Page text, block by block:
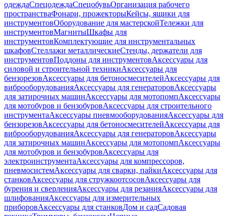
одеждаСпецодеждаСпецобувьОрганизация рабочего
пространстваФонари, прожекторыКейсы, ящики для
инструментовОборудование для мастерскойТележки для
инструментовМагнитыШкафы для
инструментовКомплектующие для инструментальных
шкафовСтеллажи металлическиеСтенды, держатели для
инструментовПоддоны для инструментовАксессуары для
силовой и строительной техникиАксессуары для
бензорезовАксессуары для бетоносмесителейАксессуары для
виброоборудованияАксессуары для генераторовАксессуары
для затирочных машинАксессуары для мотопомпАксессуары
для мотобуров и бензобуровАксессуары для строительного
инструментаАксессуары пневмооборудованияАксессуары для
бензорезовАксессуары для бетоносмесителейАксессуары для
виброоборудованияАксессуары для генераторовАксессуары
для затирочных машинАксессуары для мотопомпАксессуары
для мотобуров и бензобуровАксессуары для
электроинструментаАксессуары для компрессоров,
пневмосистемАксессуары для сварки, пайкиАксессуары для
станковАксессуары для стружкоотсосовАксессуары для
бурения и сверленияАксессуары для резанияАксессуары для
шлифованияАксессуары для измерительных
приборовАксессуары для станковДом и садСадовая